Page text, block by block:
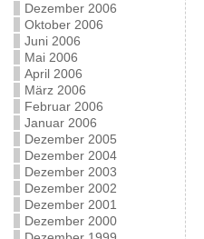
Dezember 2006
Oktober 2006
Juni 2006
Mai 2006
April 2006
März 2006
Februar 2006
Januar 2006
Dezember 2005
Dezember 2004
Dezember 2003
Dezember 2002
Dezember 2001
Dezember 2000